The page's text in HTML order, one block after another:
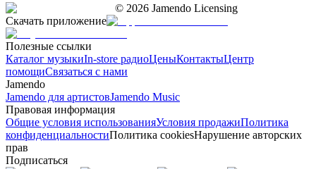
© 2026 Jamendo Licensing
Скачать приложение
Полезные ссылки
Каталог музыкиIn-store радиоЦеныКонтактыЦентр
помощиСвязаться с нами
Jamendo
Jamendo для артистовJamendo Music
Правовая информация
Общие условия использованияУсловия продажиПолитика
конфиденциальностиПолитика cookiesНарушение авторских
прав
Подписаться